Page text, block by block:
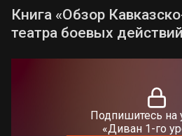
Книга «Обзор
театра боевых
Подпишитесь на
«Диван 1-го